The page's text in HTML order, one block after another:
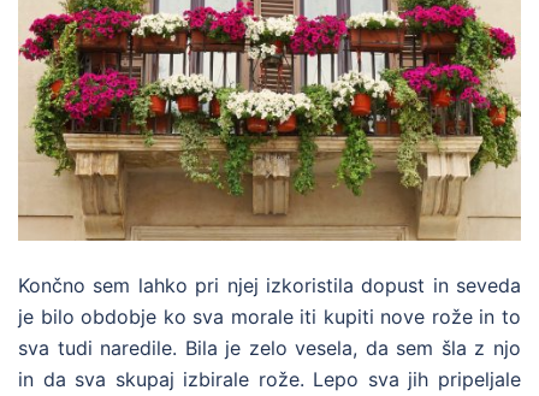
Končno sem lahko pri njej izkoristila dopust in seveda
je bilo obdobje ko sva morale iti kupiti nove rože in to
sva tudi naredile. Bila je zelo vesela, da sem šla z njo
in da sva skupaj izbirale rože. Lepo sva jih pripeljale